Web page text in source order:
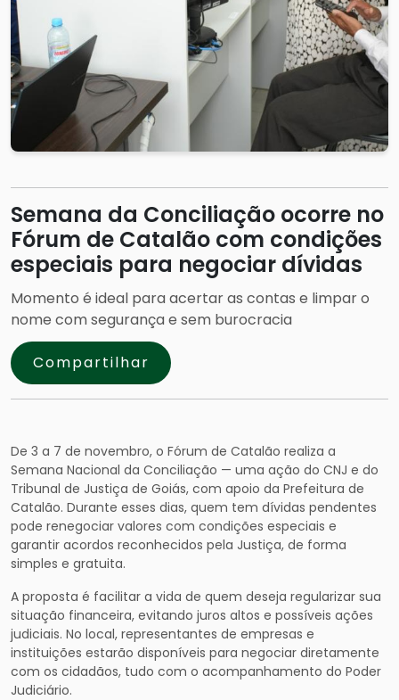
Semana da Conciliação ocorre no
Fórum de Catalão com condições
especiais para negociar dívidas
Momento é ideal para acertar as contas e limpar o
nome com segurança e sem burocracia
Compartilhar
De 3 a 7 de novembro, o Fórum de Catalão realiza a
Semana Nacional da Conciliação — uma ação do CNJ e do
Tribunal de Justiça de Goiás, com apoio da Prefeitura de
Catalão. Durante esses dias, quem tem dívidas pendentes
pode renegociar valores com condições especiais e
garantir acordos reconhecidos pela Justiça, de forma
simples e gratuita.
A proposta é facilitar a vida de quem deseja regularizar sua
situação financeira, evitando juros altos e possíveis ações
judiciais. No local, representantes de empresas e
instituições estarão disponíveis para negociar diretamente
com os cidadãos, tudo com o acompanhamento do Poder
Judiciário.